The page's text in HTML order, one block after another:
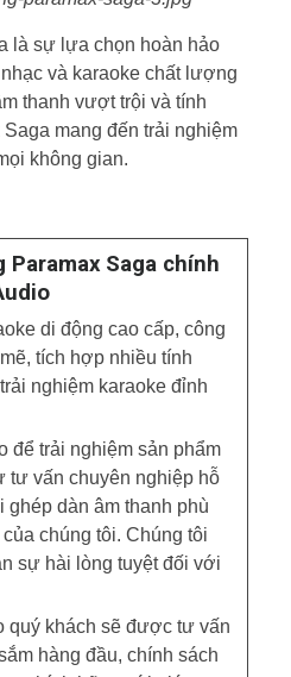
là sự lựa chọn hoàn hảo
và karaoke chất lượng
thanh vượt trội và tính
mang đến trải nghiệm
không gian.
Saga chính
di động cao cấp, công
tích hợp nhiều tính
nghiệm karaoke đỉnh
để trải nghiệm sản phẩm
tư vấn chuyên nghiệp hỗ
ghép dàn âm thanh phù
chúng tôi. Chúng tôi
sự hài lòng tuyệt đối với
quý khách sẽ được tư vấn
hàng đầu, chính sách